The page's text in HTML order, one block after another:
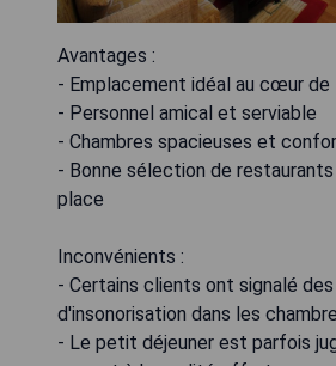
Avantages :
- Emplacement idéal au cœur de
- Personnel amical et serviable
- Chambres spacieuses et
- Bonne sélection de
place
Inconvénients :
- Certains clients ont signalé
d'insonorisation dans les
- Le petit déjeuner est parfois